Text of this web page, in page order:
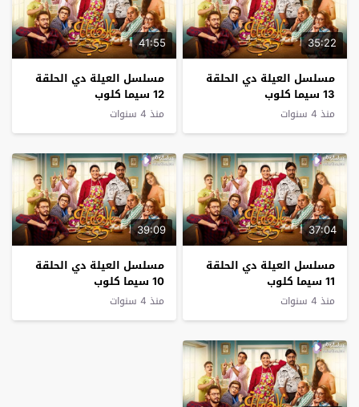
35:22
مسلسل العيلة دي الحلقة
13 سيما كلوب
منذ 4 سنوات
41:55
مسلسل العيلة دي الحلقة
12 سيما كلوب
منذ 4 سنوات
37:04
مسلسل العيلة دي الحلقة
11 سيما كلوب
منذ 4 سنوات
39:09
مسلسل العيلة دي الحلقة
10 سيما كلوب
منذ 4 سنوات